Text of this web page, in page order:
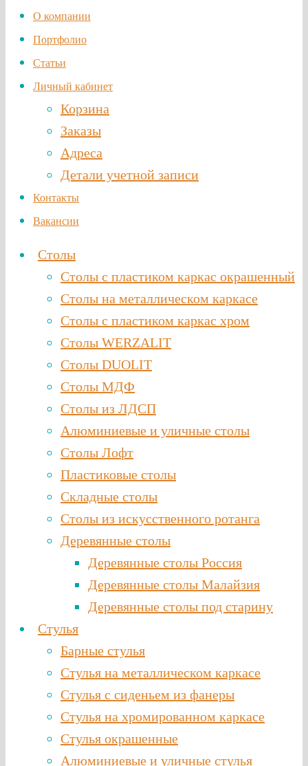
О компании
Портфолио
Статьи
Личный кабинет
Корзина
Заказы
Адреса
Детали учетной записи
Контакты
Вакансии
Столы
Столы с пластиком каркас окрашенный
Столы на металлическом каркасе
Столы с пластиком каркас хром
Столы WERZALIT
Столы DUOLIT
Столы МДФ
Столы из ЛДСП
Алюминиевые и уличные столы
Столы Лофт
Пластиковые столы
Складные столы
Столы из искусственного ротанга
Деревянные столы
Деревянные столы Россия
Деревянные столы Малайзия
Деревянные столы под старину
Стулья
Барные стулья
Стулья на металлическом каркасе
Стулья с сиденьем из фанеры
Стулья на хромированном каркасе
Стулья окрашенные
Алюминиевые и уличные стулья